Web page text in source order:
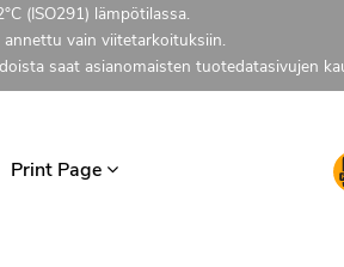
(ISO291) lämpötilassa.
vain viitetarkoituksiin.
saat asianomaisten tuotedatasivujen
Print Page